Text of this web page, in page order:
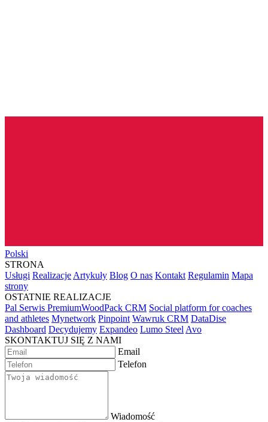
Polski
STRONA
Usługi Realizacje Artykuły Blog O nas Kontakt Regulamin Mapa
strony
OSTATNIE REALIZACJE
Pal Serwis PremiumWoodPack CRM Social platform for coaches
and athletes Mynetwork Pinpoint Wawruk CRM DataDise
Dashboard Decydujemy Expandeo Lumo Steel Avo
SKONTAKTUJ SIĘ Z NAMI
Email
Telefon
Wiadomość